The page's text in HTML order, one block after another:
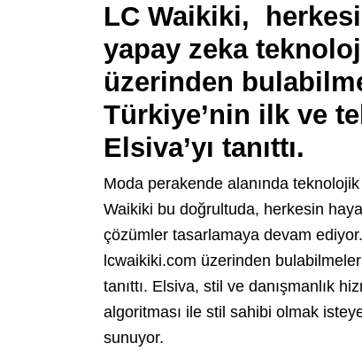
LC Waikiki,
yapay zeka
üzerinden
Türkiye’nin ilk ve
Elsiva’yı tanıttı.
Moda perakende alanında
Waikiki bu doğrultuda, herkesin
çözümler tasarlamaya devam
lcwaikiki.com üzerinden
tanıttı. Elsiva, stil ve danışmanlık
algoritması ile stil sahibi olmak
sunuyor.